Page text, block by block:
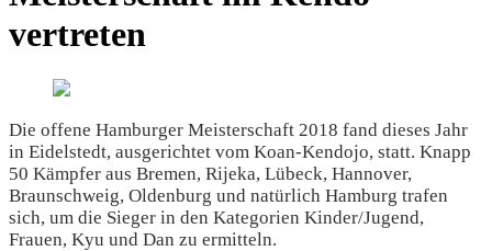
vertreten
Die offene Hamburger Meisterschaft 2018 fand dieses Jahr
in Eidelstedt, ausgerichtet vom Koan-Kendojo, statt. Knapp
50 Kämpfer aus Bremen, Rijeka, Lübeck, Hannover,
Braunschweig, Oldenburg und natürlich Hamburg trafen
sich, um die Sieger in den Kategorien Kinder/Jugend,
Frauen, Kyu und Dan zu ermitteln.